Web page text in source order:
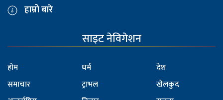
हाम्रो बारे
साइट नेविगेशन
होम
समाचार
धर्म
ट्राभल
देश
खेलकुद